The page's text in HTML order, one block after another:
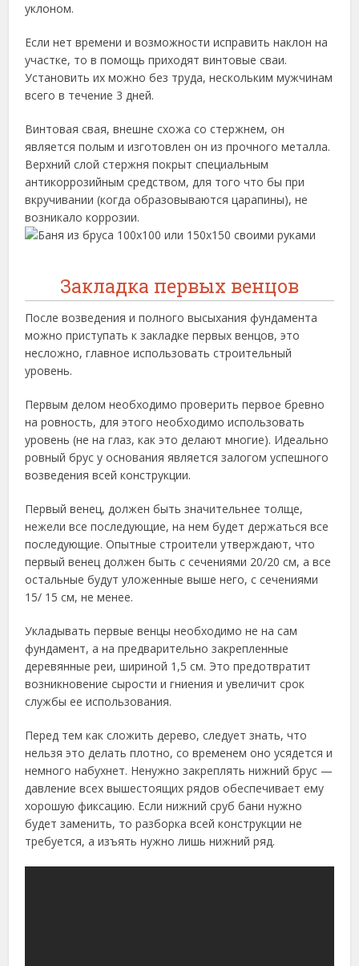
уклоном.
Если нет времени и возможности исправить наклон на
участке, то в помощь приходят винтовые сваи.
Установить их можно без труда, нескольким мужчинам
всего в течение 3 дней.
Винтовая свая, внешне схожа со стержнем, он
является полым и изготовлен он из прочного металла.
Верхний слой стержня покрыт специальным
антикоррозийным средством, для того что бы при
вкручивании (когда образовываются царапины), не
возникало коррозии.
Закладка первых венцов
После возведения и полного высыхания фундамента
можно приступать к закладке первых венцов, это
несложно, главное использовать строительный
уровень.
Первым делом необходимо проверить первое бревно
на ровность, для этого необходимо использовать
уровень (не на глаз, как это делают многие). Идеально
ровный брус у основания является залогом успешного
возведения всей конструкции.
Первый венец, должен быть значительнее толще,
нежели все последующие, на нем будет держаться все
последующие. Опытные строители утверждают, что
первый венец должен быть с сечениями 20/20 см, а все
остальные будут уложенные выше него, с сечениями
15/ 15 см, не менее.
Укладывать первые венцы необходимо не на сам
фундамент, а на предварительно закрепленные
деревянные реи, шириной 1,5 см. Это предотвратит
возникновение сырости и гниения и увеличит срок
службы ее использования.
Перед тем как сложить дерево, следует знать, что
нельзя это делать плотно, со временем оно усядется и
немного набухнет. Ненужно закреплять нижний брус —
давление всех вышестоящих рядов обеспечивает ему
хорошую фиксацию. Если нижний сруб бани нужно
будет заменить, то разборка всей конструкции не
требуется, а изъять нужно лишь нижний ряд.